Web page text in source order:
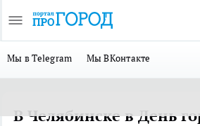
Мы в Telegram Мы ВКонтакте
В Челябинске в День